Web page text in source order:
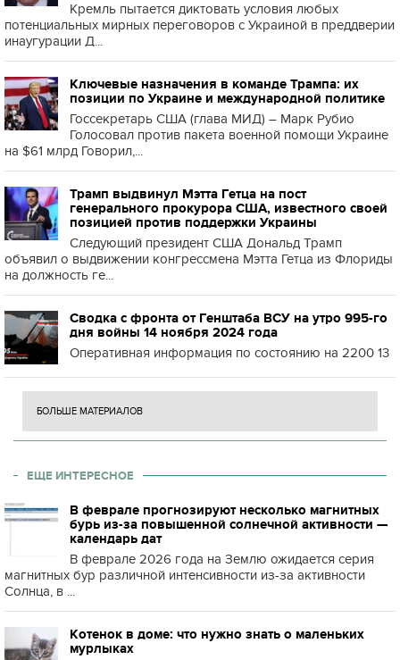
Кремль пытается диктовать условия любых
потенциальных мирных переговоров с Украиной в преддверии
инаугурации Д...
Ключевые назначения в команде Трампа: их
позиции по Украине и международной политике
Госсекретарь США (глава МИД) – Марк Рубио
Голосовал против пакета военной помощи Украине
на $61 млрд Говорил,...
Трамп выдвинул Мэтта Гетца на пост
генерального прокурора США, известного своей
позицией против поддержки Украины
Следующий президент США Дональд Трамп
объявил о выдвижении конгрессмена Мэтта Гетца из Флориды
на должность ге...
Сводка с фронта от Генштаба ВСУ на утро 995-го
дня войны 14 ноября 2024 года
Оперативная информация по состоянию на 2200 13
БОЛЬШЕ МАТЕРИАЛОВ
ЕЩЕ ИНТЕРЕСНОЕ
В феврале прогнозируют несколько магнитных
бурь из-за повышенной солнечной активности —
календарь дат
В феврале 2026 года на Землю ожидается серия
магнитных бур различной интенсивности из-за активности
Солнца, в ...
Котенок в доме: что нужно знать о маленьких
мурлыках